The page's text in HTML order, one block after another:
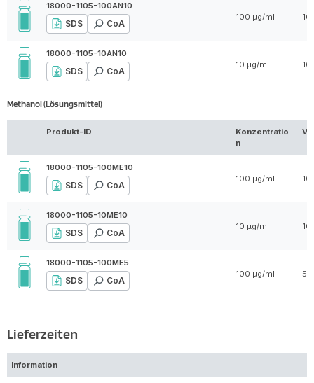
18000-1105-100AN10
SDS CoA
100 µg/ml 10
18000-1105-10AN10
SDS CoA
10 µg/ml 10
Methanol (Lösungsmittel)
Produkt-ID
Konzentratio
n
18000-1105-100ME10
SDS CoA
100 µg/ml 10
18000-1105-10ME10
SDS CoA
10 µg/ml 10
18000-1105-100ME5
SDS CoA
100 µg/ml 5
Lieferzeiten
Information